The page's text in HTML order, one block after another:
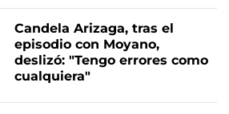
Candela Arizaga, tras el
episodio con Moyano,
deslizó: "Tengo errores como
cualquiera"